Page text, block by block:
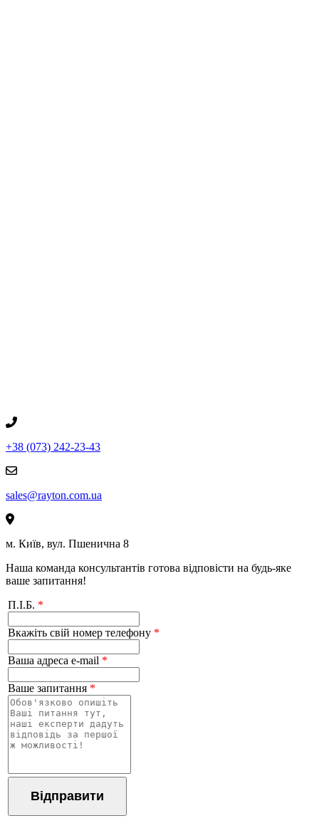
+38 (073) 242-23-43
sales@rayton.com.ua
м. Київ, вул. Пшенична 8
Наша команда консультантів готова відповісти на будь-яке
ваше запитання!
П.І.Б. *
Вкажіть свій номер телефону *
Ваша адреса e-mail *
Ваше запитання *